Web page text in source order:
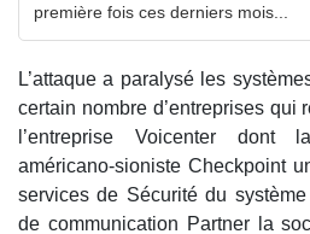
première fois ces derniers mois...
L’attaque a paralysé les
certain nombre d’entreprises qui
l’entreprise Voicenter dont
américano-sioniste Checkpoint
services de Sécurité du
de communication Partner la